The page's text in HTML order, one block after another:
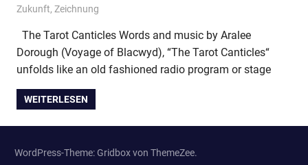
Zukunft, Zeichnung
The Tarot Canticles Words and music by Aralee
Dorough (Voyage of Blacwyd), “The Tarot Canticles“
unfolds like an old fashioned radio program or stage
WEITERLESEN
WordPress-Theme: Gridbox von ThemeZee.